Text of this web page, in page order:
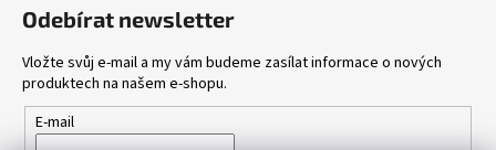
Odebírat newsletter
Vložte svůj e-mail a my vám budeme zasílat informace o nových
produktech na našem e-shopu.
E-mail